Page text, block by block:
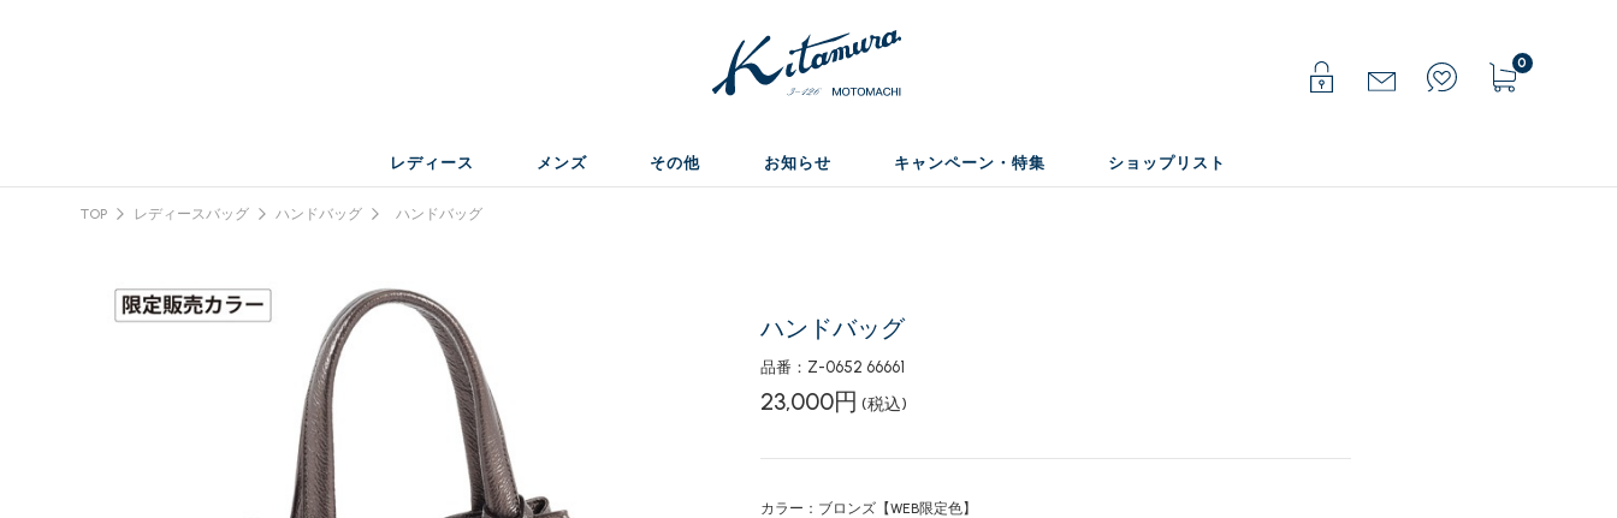
0
レディース メンズ その他 お知らせ キャンペーン・特集 ショップリスト
TOP レディースバッグ ハンドバッグ ハンドバッグ
ハンドバッグ
品番：Z-0652 66661
23,000円 (税込)
カラー：ブロンズ【WEB限定色】